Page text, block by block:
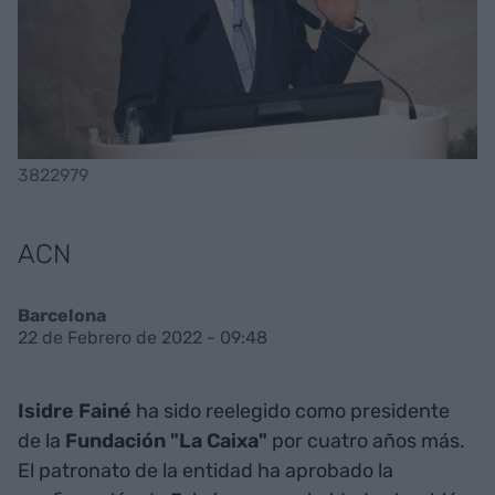
3822979
ACN
Barcelona
22 de Febrero de 2022 - 09:48
Isidre Fainé ha sido reelegido como presidente
de la Fundación "La Caixa" por cuatro años más.
El patronato de la entidad ha aprobado la